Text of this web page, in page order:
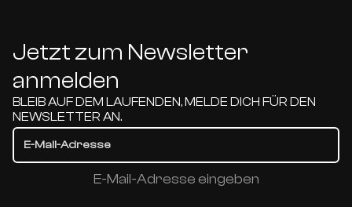
Jetzt zum Newsletter
anmelden
BLEIB AUF DEM LAUFENDEN, MELDE DICH FÜR DEN
NEWSLETTER AN.
E-Mail-Adresse eingeben